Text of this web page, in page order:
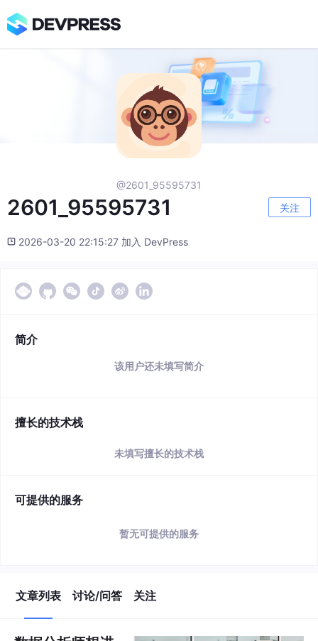
@2601_95595731
2601_95595731 关注
2026-03-20 22:15:27 加入 DevPress
简介
该用户还未填写简介
擅长的技术栈
未填写擅长的技术栈
可提供的服务
暂无可提供的服务
文章列表 讨论/问答 关注